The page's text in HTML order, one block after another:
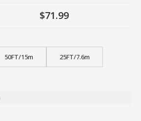
$71.99
50FT/15m 25FT/7.6m